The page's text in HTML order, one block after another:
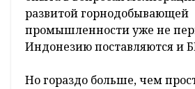
развитой горнодобывающей
промышленности уже не
Индонезию поставляются и
Но гораздо больше, чем